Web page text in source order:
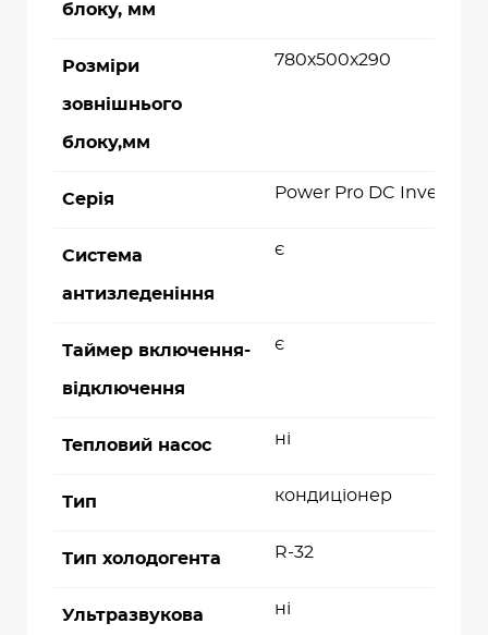
блоку, мм
Розміри
зовнішнього
блоку,мм
780х500х290
Серія Power Pro DC Inverter
Система
антизледеніння
є
Таймер включення-
відключення
є
Тепловий насос ні
Тип кондиціонер
Тип холодогента R-32
Ультразвукова ні